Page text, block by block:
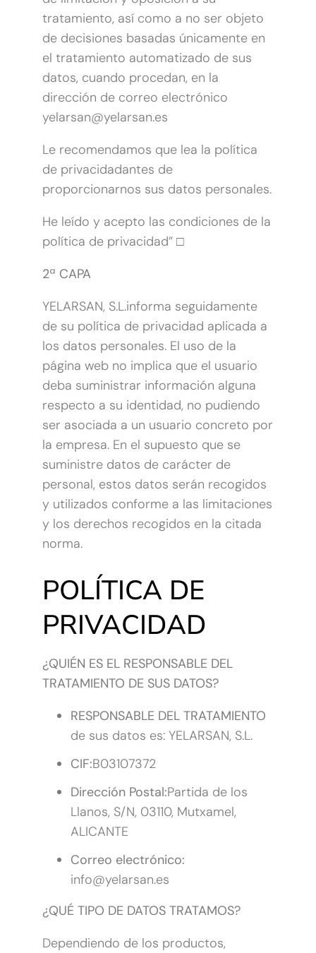
tratamiento, así como a no ser objeto
de decisiones basadas únicamente en
el tratamiento automatizado de sus
datos, cuando procedan, en la
dirección de correo electrónico
yelarsan@yelarsan.es
Le recomendamos que lea la política
de privacidadantes de
proporcionarnos sus datos personales.
He leído y acepto las condiciones de la
política de privacidad” □
2ª CAPA
YELARSAN, S.L.informa seguidamente
de su política de privacidad aplicada a
los datos personales. El uso de la
página web no implica que el usuario
deba suministrar información alguna
respecto a su identidad, no pudiendo
ser asociada a un usuario concreto por
la empresa. En el supuesto que se
suministre datos de carácter de
personal, estos datos serán recogidos
y utilizados conforme a las limitaciones
y los derechos recogidos en la citada
norma.
POLÍTICA DE
PRIVACIDAD
¿QUIÉN ES EL RESPONSABLE DEL
TRATAMIENTO DE SUS DATOS?
RESPONSABLE DEL TRATAMIENTO
de sus datos es: YELARSAN, S.L.
CIF:B03107372
Dirección Postal:Partida de los
Llanos, S/N, 03110, Mutxamel,
ALICANTE
Correo electrónico:
info@yelarsan.es
¿QUÉ TIPO DE DATOS TRATAMOS?
Dependiendo de los productos,